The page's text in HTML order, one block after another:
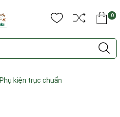
0
Phụ kiện trục chuẩn